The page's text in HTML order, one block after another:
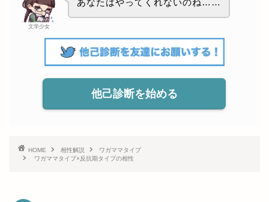
文学少女
他己診断を始める
HOME 相性解説
ワガママタイプ
ワガママタイプ×反抗期タイプの相性